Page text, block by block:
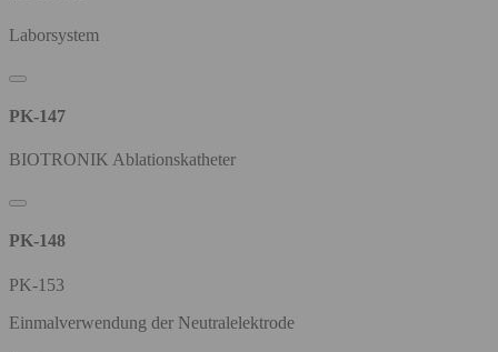
Laborsystem
PK-147
BIOTRONIK Ablationskatheter
PK-148
PK-153
Einmalverwendung der Neutralelektrode